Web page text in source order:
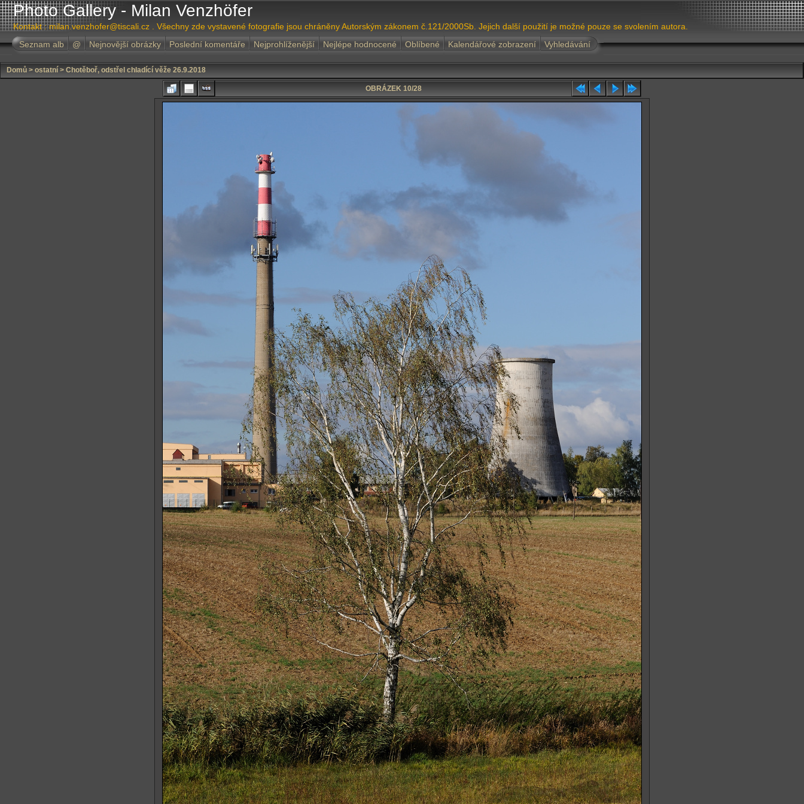
Photo Gallery - Milan Venzhöfer
Kontakt : milan.venzhofer@tiscali.cz . Všechny zde vystavené fotografie jsou chráněny Autorským zákonem č.121/2000Sb. Jejich další použití je možné pouze se svolením autora.
Seznam alb
@ Nejnovější obrázky Poslední komentáře Nejprohlíženější Nejlépe hodnocené Oblíbené Kalendářové zobrazení Vyhledávání
Domů > ostatní > Chotěboř, odstřel chladící věže 26.9.2018
OBRÁZEK 10/28